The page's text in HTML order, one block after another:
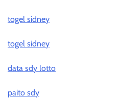
togel sidney
togel sidney
data sdy lotto
paito sdy